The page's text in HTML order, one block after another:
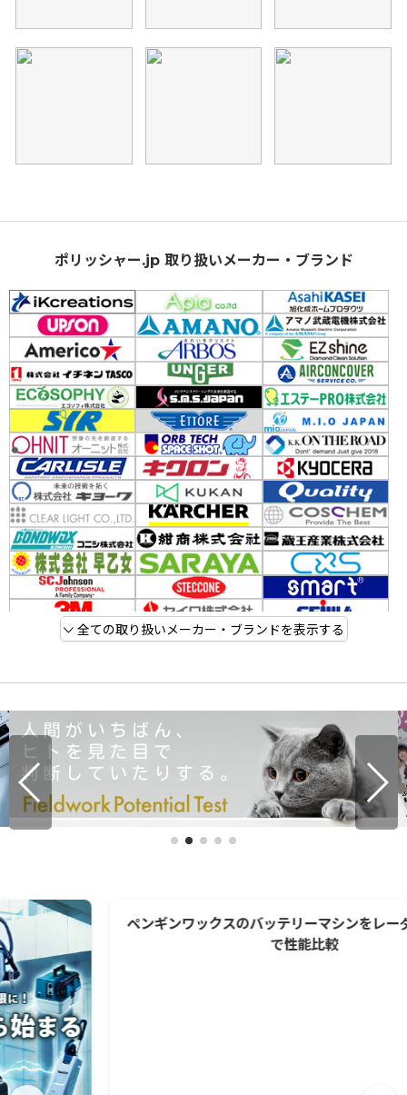
ポリッシャー.jp 取り扱いメーカー・ブランド
全ての取り扱いメーカー・ブランドを表示する
ペンギンワックスのバッテリーマシンをレーダーチャート